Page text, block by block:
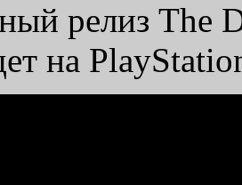
релиз The
на